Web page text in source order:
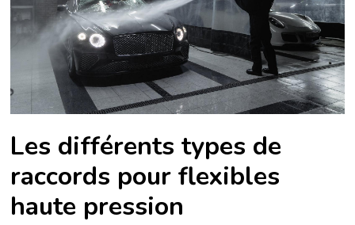
Les différents types de
raccords pour flexibles
haute pression